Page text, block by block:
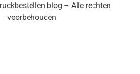
blog – Alle rechten
voorbehouden